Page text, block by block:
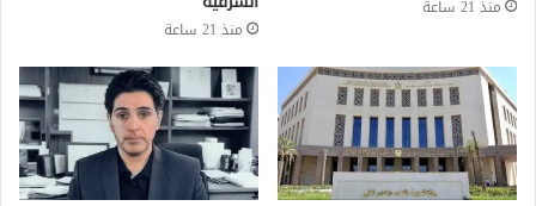
منذ 21 ساعة
منذ 21 ساعة